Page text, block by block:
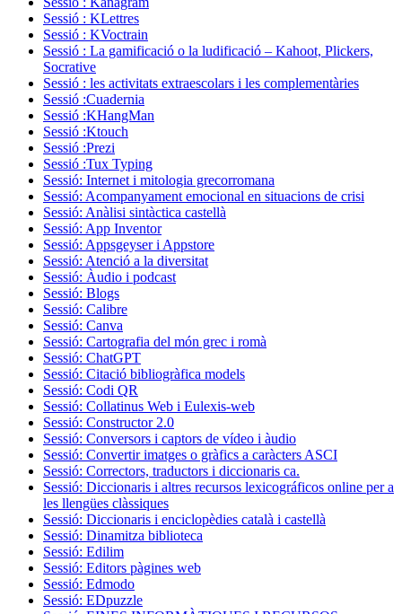
Sessió : KLettres
Sessió : KVoctrain
Sessió : La gamificació o la ludificació – Kahoot, Plickers,
Socrative
Sessió : les activitats extraescolars i les complementàries
Sessió :Cuadernia
Sessió :KHangMan
Sessió :Ktouch
Sessió :Prezi
Sessió :Tux Typing
Sessió: Internet i mitologia grecorromana
Sessió: Acompanyament emocional en situacions de crisi
Sessió: Anàlisi sintàctica castellà
Sessió: App Inventor
Sessió: Appsgeyser i Appstore
Sessió: Atenció a la diversitat
Sessió: Àudio i podcast
Sessió: Blogs
Sessió: Calibre
Sessió: Canva
Sessió: Cartografia del món grec i romà
Sessió: ChatGPT
Sessió: Citació bibliogràfica models
Sessió: Codi QR
Sessió: Collatinus Web i Eulexis-web
Sessió: Constructor 2.0
Sessió: Conversors i captors de vídeo i àudio
Sessió: Convertir imatges o gràfics a caràcters ASCI
Sessió: Correctors, traductors i diccionaris ca.
Sessió: Diccionaris i altres recursos lexicográficos online per a
les llengües clàssiques
Sessió: Diccionaris i enciclopèdies català i castellà
Sessió: Dinamitza biblioteca
Sessió: Edilim
Sessió: Editors pàgines web
Sessió: Edmodo
Sessió: EDpuzzle